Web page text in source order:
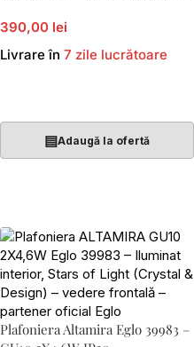
390,00 lei
Livrare în 7 zile lucrătoare
▤Adaugă la ofertă
Plafoniera Altamira Eglo 39983 –